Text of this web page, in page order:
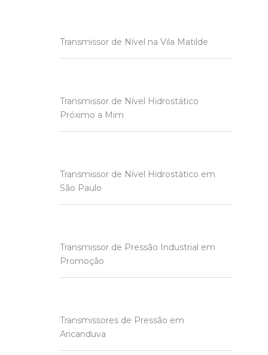
Transmissor de Nível na Vila Matilde
Transmissor de Nível Hidrostático
Próximo a Mim
Transmissor de Nível Hidrostático em
São Paulo
Transmissor de Pressão Industrial em
Promoção
Transmissores de Pressão em
Aricanduva